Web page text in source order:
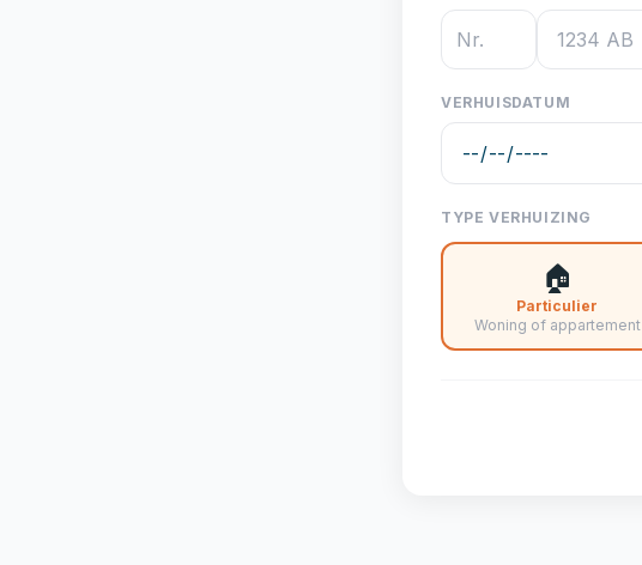
VERHUISDATUM
TYPE VERHUIZING
🏠
Particulier
Woning of appartement